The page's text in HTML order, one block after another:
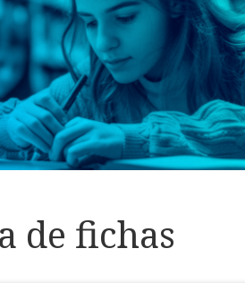
de fichas